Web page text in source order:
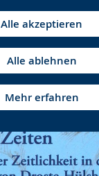
Alle akzeptieren
Alle ablehnen
Mehr erfahren